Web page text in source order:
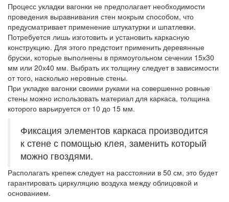
Процесс укладки вагонки не предполагает необходимости
проведения выравнивания стен мокрым способом, что
предусматривает применение штукатурки и шпатлевки.
Потребуется лишь изготовить и установить каркасную
конструкцию. Для этого предстоит применить деревянные
бруски, которые выполнены в прямоугольном сечении 15х30
мм или 20х40 мм. Выбрать их толщину следует в зависимости
от того, насколько неровные стены.
При укладке вагонки своими руками на совершенно ровные
стены можно использовать материал для каркаса, толщина
которого варьируется от 10 до 15 мм.
Фиксация элементов каркаса производится
к стене с помощью клея, заменить который
можно гвоздями.
Располагать крепеж следует на расстоянии в 50 см, это будет
гарантировать циркуляцию воздуха между облицовкой и
основанием.